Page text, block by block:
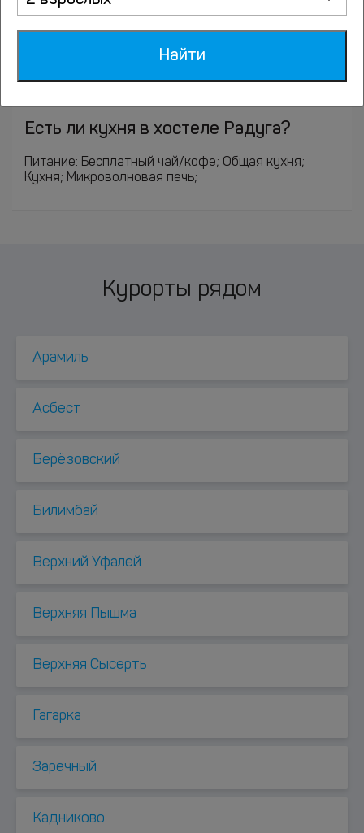
Далеко ли Хостел Радуга расположен
от аэропорта, ж/д вокзала и метро?
Ближайший аэропорт: Кольцово (16.9 км).
Ближайшие станции метро: Площадь 1905 года (2.1
Есть ли кухня в хостеле Радуга?
Питание: Бесплатный чай/кофе; Общая кухня;
Кухня; Микроволновая печь;
Курорты рядом
Арамиль
Асбест
Берёзовский
Билимбай
Верхний Уфалей
Верхняя Пышма
Верхняя Сысерть
Гагарка
Заречный
Кадниково
Найти